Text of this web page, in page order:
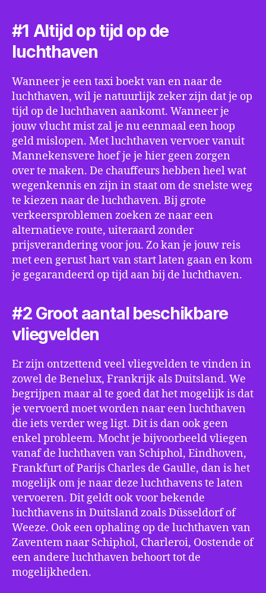
#1 Altijd op tijd op de
luchthaven
Wanneer je een taxi boekt van en naar de
luchthaven, wil je natuurlijk zeker zijn dat je op
tijd op de luchthaven aankomt. Wanneer je
jouw vlucht mist zal je nu eenmaal een hoop
geld mislopen. Met luchthaven vervoer vanuit
Mannekensvere hoef je je hier geen zorgen
over te maken. De chauffeurs hebben heel wat
wegenkennis en zijn in staat om de snelste weg
te kiezen naar de luchthaven. Bij grote
verkeersproblemen zoeken ze naar een
alternatieve route, uiteraard zonder
prijsverandering voor jou. Zo kan je jouw reis
met een gerust hart van start laten gaan en kom
je gegarandeerd op tijd aan bij de luchthaven.
#2 Groot aantal beschikbare
vliegvelden
Er zijn ontzettend veel vliegvelden te vinden in
zowel de Benelux, Frankrijk als Duitsland. We
begrijpen maar al te goed dat het mogelijk is dat
je vervoerd moet worden naar een luchthaven
die iets verder weg ligt. Dit is dan ook geen
enkel probleem. Mocht je bijvoorbeeld vliegen
vanaf de luchthaven van Schiphol, Eindhoven,
Frankfurt of Parijs Charles de Gaulle, dan is het
mogelijk om je naar deze luchthavens te laten
vervoeren. Dit geldt ook voor bekende
luchthavens in Duitsland zoals Düsseldorf of
Weeze. Ook een ophaling op de luchthaven van
Zaventem naar Schiphol, Charleroi, Oostende of
een andere luchthaven behoort tot de
mogelijkheden.